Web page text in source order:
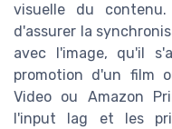
visuelle du
d'assurer la
avec l'image, qu'il
promotion d'un film
Video ou Amazon
l'input lag et les